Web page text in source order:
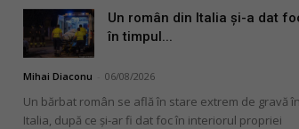
Un român din Italia și-a dat
în timpul...
Mihai Diaconu 06/08/2026
Un bărbat român se află în stare extrem de gravă în
Italia, după ce și-ar fi dat foc în interiorul propriei